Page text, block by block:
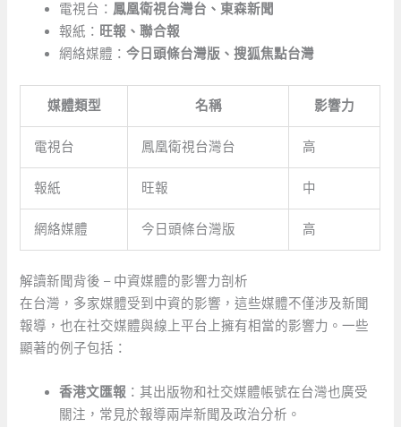
電視台： 鳳凰衛視台灣台、東森新聞
報紙： 旺報、聯合報
網絡媒體：今日頭條台灣版、搜狐焦點台灣
媒體類型 名稱 影響力
電視台 鳳凰衛視台灣台 高
報紙 旺報 中
網絡媒體 今日頭條台灣版 高
解讀新聞背後 – ⁢中資媒體的影響力剖析
在台灣，多家媒體受到中資的影響，這些媒體不僅涉及新聞
報導，也在社交媒體與線上平台上擁有相當的影響力。一些
顯著的例子包括：
香港文匯報 ：其出版物和社交媒體帳號在台灣也廣受
關注，常見於報導兩岸新聞及政治分析。